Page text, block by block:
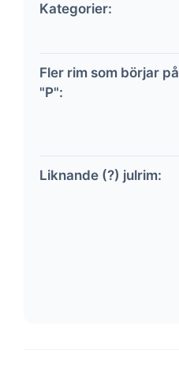
Kategorier:
Fler rim som börjar på
"P":
Liknande (?) julrim: